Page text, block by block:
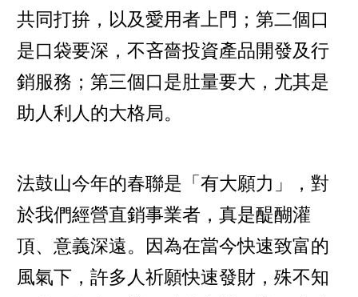
共同打拚，以及愛用者上門；第二個口
是口袋要深，不吝嗇投資產品開發及行
銷服務；第三個口是肚量要大，尤其是
助人利人的大格局。
法鼓山今年的春聯是「有大願力」，對
於我們經營直銷事業者，真是醍醐灌
頂、意義深遠。因為在當今快速致富的
風氣下，許多人祈願快速發財，殊不知